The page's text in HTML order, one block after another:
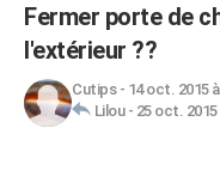
Fermer porte de
l'extérieur ??
Cutips- 14 oct. 2015
Lilou- 25 oct. 2015